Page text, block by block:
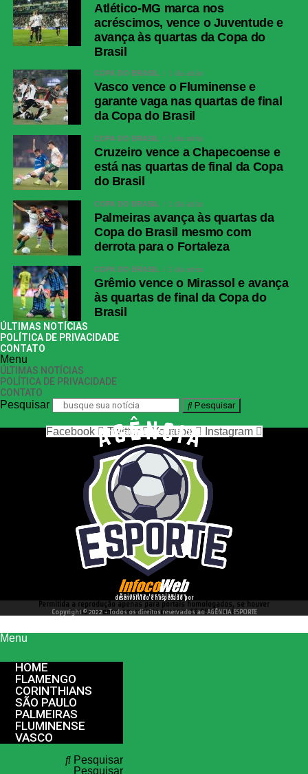
Atlético-MG marca nos
acréscimos, vence o Juventude e
avança às quartas da Copa do
Brasil
COPA DO BRASIL 1 dia atrás
Vasco vence o Fluminense e
garante vaga nas quartas de final
da Copa do Brasil
COPA DO BRASIL 1 dia atrás
Cruzeiro vence a Chapecoense e
está nas quartas de final da Copa
do Brasil
COPA DO BRASIL 1 dia atrás
Palmeiras avança às quartas da
Copa do Brasil mesmo com
derrota para o Fortaleza
COPA DO BRASIL 1 dia atrás
Grêmio vence o Mirassol e avança
às quartas de final da Copa do
Brasil
ÚLTIMAS NOTÍCIAS
POLÍTICA DE PRIVACIDADE
CONTATO
Menu
ÚLTIMAS NOTÍCIAS
POLÍTICA DE PRIVACIDADE
CONTATO
Pesquisar Pesquisar
nos siga nas redes sociais
Facebook Twitter Youtube Instagram
desenvolvido e hospedado por
Permitida a reprodução apenas para portais homologados, se houver
interesse entre em contato conosco 66 99977 4262
Copyright © 2022 - Todos os direitos reservados ao AGÊNCIA ESPORTE
Menu
HOME
FLAMENGO
CORINTHIANS
SÃO PAULO
PALMEIRAS
FLUMINENSE
VASCO
Pesquisar
Pesquisar